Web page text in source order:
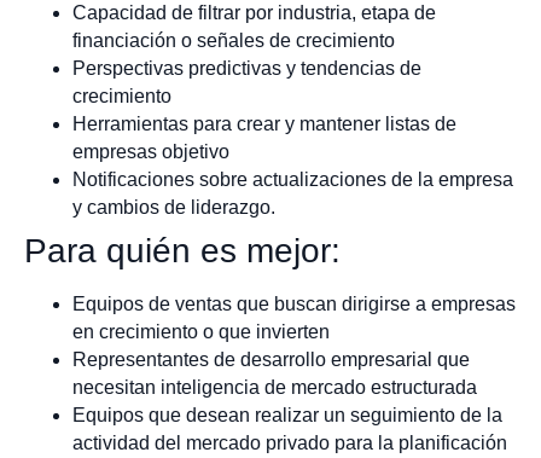
Capacidad de filtrar por industria, etapa de
financiación o señales de crecimiento
Perspectivas predictivas y tendencias de
crecimiento
Herramientas para crear y mantener listas de
empresas objetivo
Notificaciones sobre actualizaciones de la empresa
y cambios de liderazgo.
Para quién es mejor:
Equipos de ventas que buscan dirigirse a empresas
en crecimiento o que invierten
Representantes de desarrollo empresarial que
necesitan inteligencia de mercado estructurada
Equipos que desean realizar un seguimiento de la
actividad del mercado privado para la planificación